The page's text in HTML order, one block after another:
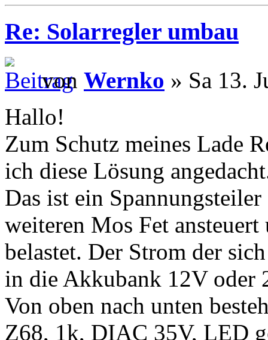
Re: Solarregler umbau
von Wernko » Sa 13.
Hallo!
Zum Schutz meines Lade
ich diese Lösung
Das ist ein
weiteren Mos Fet
belastet. Der Strom der
in die Akkubank 12V oder
Von oben nach unten
Z68, 1k, DIAC 35V, LED